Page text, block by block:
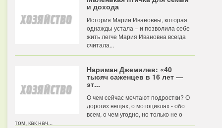
и дохода
История Марии Ивановны, которая
однажды устала – и позволила себе
жить легче Мария Ивановна всегда
считала...
Нариман Джемилев: «40
тысяч саженцев в 16 лет —
эт...
О чем сейчас мечтают подростки? О
дорогих вещах, о мотоциклах - обо
всем, о чем угодно, но только не о
том, как нач...